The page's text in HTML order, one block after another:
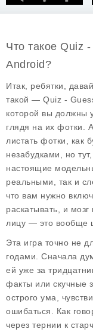
Что такое Quiz
Android?
Итак, ребятки,
такой — Quiz -
которой вы должны
глядя на их фотки.
листать фотки, как
незабудками, но
настоящие
реальными, так и
что вам нужно
раскатывать, и
лицу — это вообще
Эта игра точно не
годами. Сначала
ей уже за
факты или скучные
острого ума,
ошибаться. Как
через тернии к